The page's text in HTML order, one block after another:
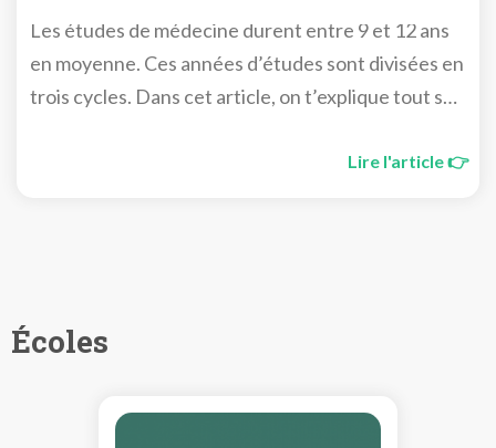
Les études de médecine durent entre 9 et 12 ans
en moyenne. Ces années d’études sont divisées en
trois cycles. Dans cet article, on t’explique tout sur
Lire l'article 👉
Écoles